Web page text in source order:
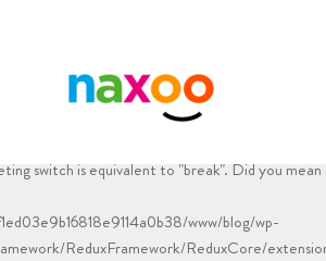
www/blog/wp-
on line
switch is equivalent to "break". Did you mean
www/blog/wp-
ReduxFramework/ReduxCore/